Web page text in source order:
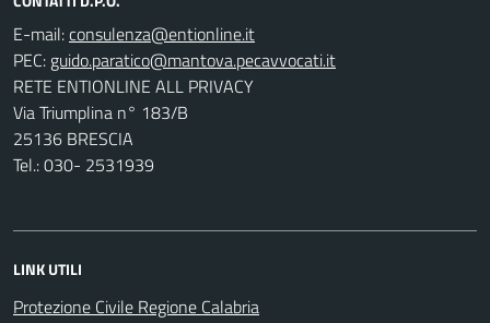
E-mail:
PEC:
RETE ENTIONLINE ALL PRIVACY
Via Triumplina n° 183/B
25136 BRESCIA
Tel.: 030- 2531939
LINK UTILI
Protezione Civile Regione Calabria